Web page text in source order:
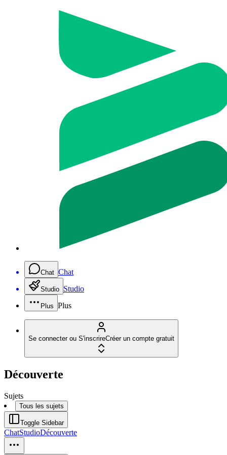
Chat Chat
Studio Studio
Plus Plus
Se connecter ou S'inscrireCréer un compte gratuit
Découverte
Sujets
Tous les sujets
Toggle Sidebar
ChatStudioDécouverte